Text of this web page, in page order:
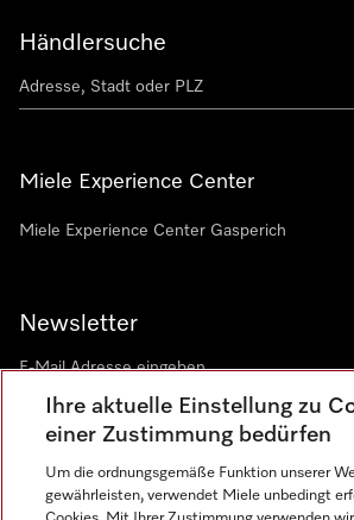
Händlersuche
Miele Experience Center
Miele Experience Center Gasperich
Newsletter
Sprache
Ihre aktuelle Einstellung zu
einer Zustimmung bedürfen
Um die ordnungsgemäße Funktion unserer
gewährleisten, verwendet Miele unbedingt